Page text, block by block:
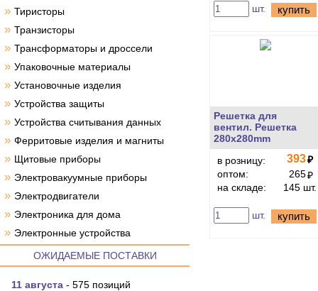
» Тиристоры
» Транзисторы
» Трансформаторы и дроссели
» Упаковочные материалы
» Установочные изделия
» Устройства защиты
» Устройства считывания данных
» Ферритовые изделия и магниты
» Щитовые приборы
» Электровакуумные приборы
» Электродвигатели
» Электроника для дома
» Электронные устройства
ОЖИДАЕМЫЕ ПОСТАВКИ
11 августа - 575 позиций
шт. купить
Решетка для
вентил. Решетка
280x280mm
в розницу:
393₽
оптом:
265₽
на складе:
145 шт.
шт. купить